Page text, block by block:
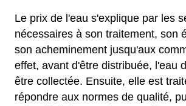
Le prix de l'eau s'explique par les
nécessaires à son traitement, son
son acheminement jusqu'aux
effet, avant d'être distribuée, l'eau
être collectée. Ensuite, elle est
répondre aux normes de qualité,